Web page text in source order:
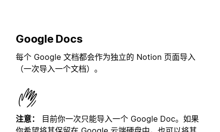
Google Docs
每个 Google 文档都会作为独立的 Notion 页面导入
（一次导入一个文档）。
注意：
目前你一次只能导入一个 Google Doc。如果